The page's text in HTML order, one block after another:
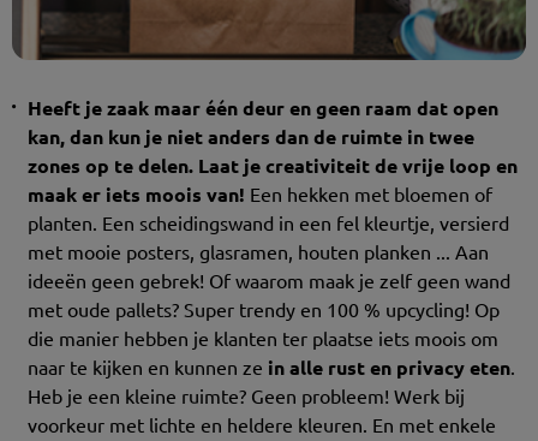
Heeft je zaak maar één deur en geen raam dat open
kan, dan kun je niet anders dan de ruimte in twee
zones op te delen. Laat je creativiteit de vrije loop en
maak er iets moois van! Een hekken met bloemen of
planten. Een scheidingswand in een fel kleurtje, versierd
met mooie posters, glasramen, houten planken ... Aan
ideeën geen gebrek! Of waarom maak je zelf geen wand
met oude pallets? Super trendy en 100 % upcycling! Op
die manier hebben je klanten ter plaatse iets moois om
naar te kijken en kunnen ze in alle rust en privacy eten.
Heb je een kleine ruimte? Geen probleem! Werk bij
voorkeur met lichte en heldere kleuren. En met enkele